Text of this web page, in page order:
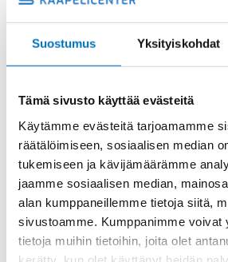
Suostumus Yksityiskohdat
Tämä sivusto käyttää evästeitä
Käytämme evästeitä tarjoamamme
räätälöimiseen, sosiaalisen median
tukemiseen ja kävijämäärämme
jaamme sosiaalisen median,
alan kumppaneillemme tietoja siitä,
sivustoamme. Kumppanimme voivat
tietoja muihin tietoihin, joita olet
Tai lähetä sähköpostia
myynti@kaapelicenter.fi
Saman kaapelin eri versiot
Ketjukaapeli
SK-C-PVC UL/